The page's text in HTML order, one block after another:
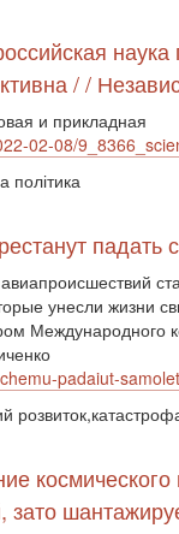
/ /
и прикладная
02-08/
політика
падать
унесли жизни
Международного
padaiut-
зато